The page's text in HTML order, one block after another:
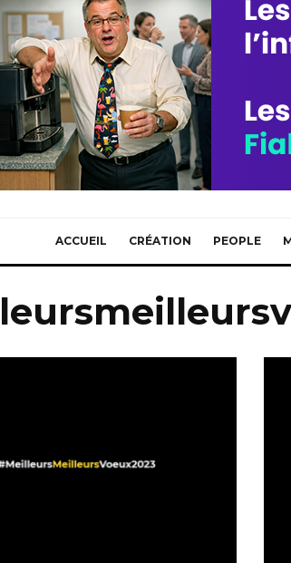
ACCUEIL CRÉATION PEOPLE